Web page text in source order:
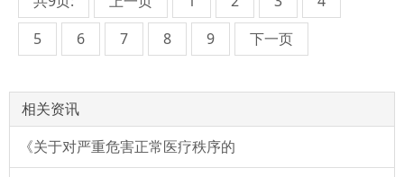
5
6 7 8 9 下一页
相关资讯
《关于对严重危害正常医疗秩序的